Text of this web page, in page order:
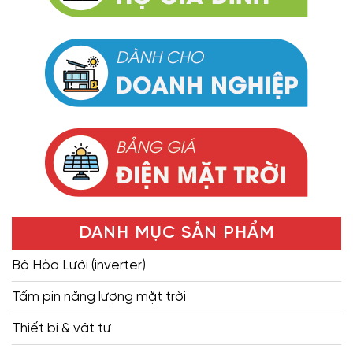
DANH MỤC SẢN PHẨM
Bộ Hòa Lưới (inverter)
Tấm pin năng lượng mặt trời
Thiết bị & vật tư